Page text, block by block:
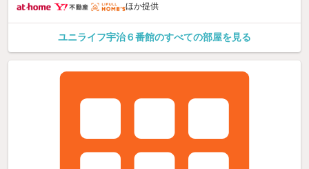
ほか提供
ユニライフ宇治６番館のすべての部屋を見る